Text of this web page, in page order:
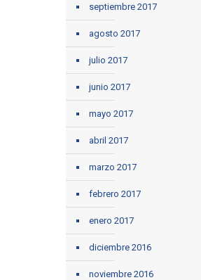
septiembre 2017
agosto 2017
julio 2017
junio 2017
mayo 2017
abril 2017
marzo 2017
febrero 2017
enero 2017
diciembre 2016
noviembre 2016